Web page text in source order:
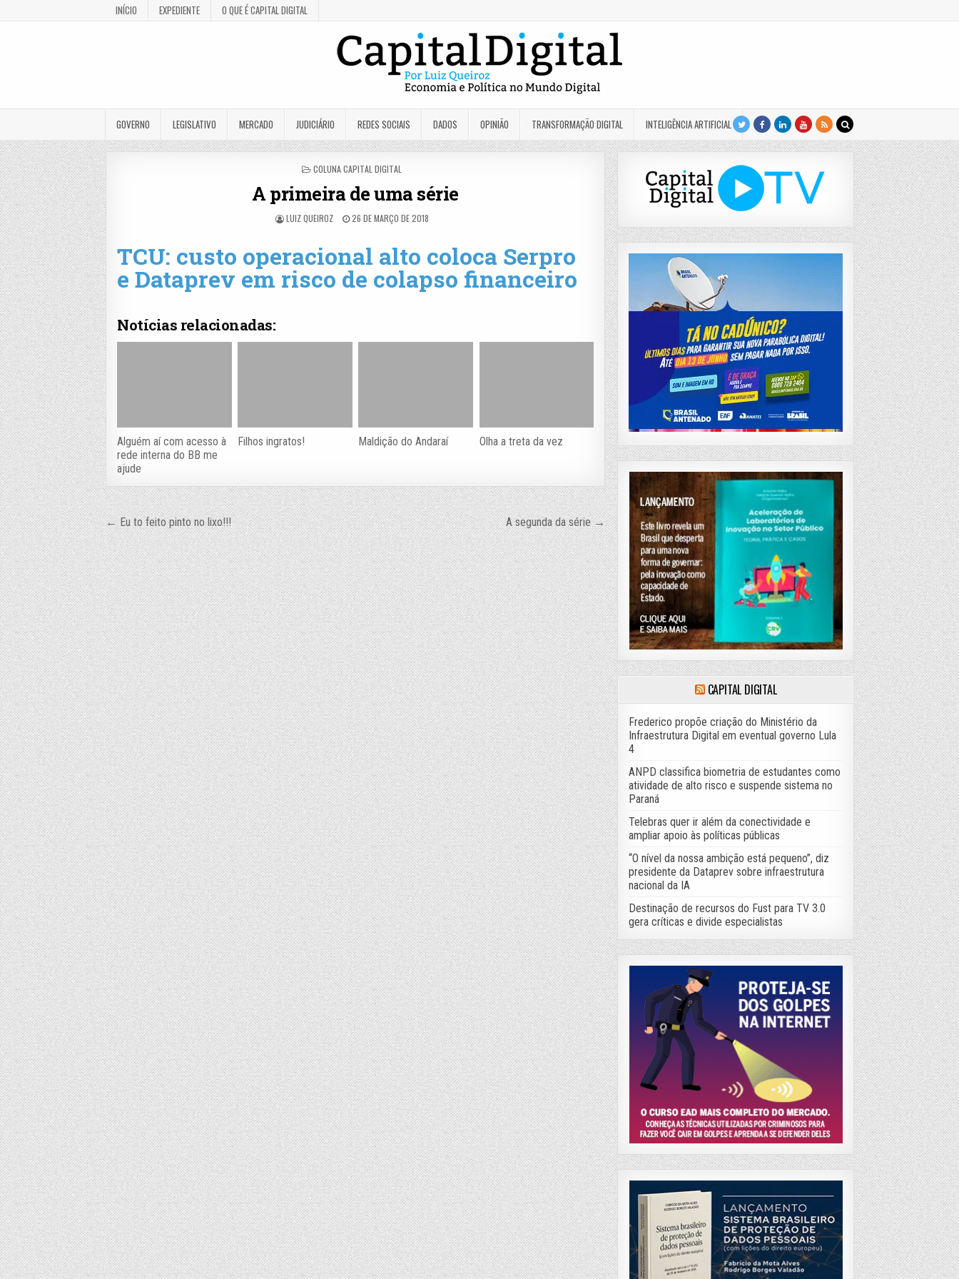
INÍCIO EXPEDIENTE O QUE É CAPITAL DIGITAL
GOVERNO LEGISLATIVO MERCADO JUDICIÁRIO REDES SOCIAIS DADOS OPINIÃO TRANSFORMAÇÃO DIGITAL INTELIGÊNCIA ARTIFICIAL
POSTED
COLUNA CAPITAL DIGITAL
A primeira de uma série
LUIZ QUEIROZ 26 DE MARÇO DE 2018
TCU: custo operacional alto coloca Serpro
e Dataprev em risco de colapso financeiro
Notícias relacionadas:
Alguém aí com acesso à
rede interna do BB me
ajude
Filhos ingratos! Maldição do Andaraí Olha a treta da vez
Navegação
de
Post
← Eu to feito pinto no lixo!!! A segunda da série →
CAPITAL DIGITAL
Frederico propõe criação do Ministério da
Infraestrutura Digital em eventual governo Lula
4
ANPD classifica biometria de estudantes como
atividade de alto risco e suspende sistema no
Paraná
Telebras quer ir além da conectividade e
ampliar apoio às políticas públicas
“O nível da nossa ambição está pequeno”, diz
presidente da Dataprev sobre infraestrutura
nacional da IA
Destinação de recursos do Fust para TV 3.0
gera críticas e divide especialistas